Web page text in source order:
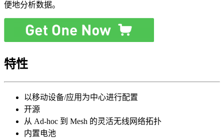
便地分析数据。
特性
以移动设备/应用为中心进行配置
开源
从 Ad-hoc 到 Mesh 的灵活无线网络拓扑
内置电池